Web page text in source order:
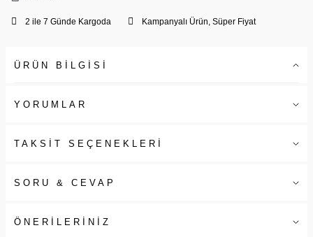
2 ile 7 Günde Kargoda Kampanyalı Ürün, Süper Fiyat
ÜRÜN BİLGİSİ
YORUMLAR
TAKSİT SEÇENEKLERİ
SORU & CEVAP
ÖNERİLERİNİZ